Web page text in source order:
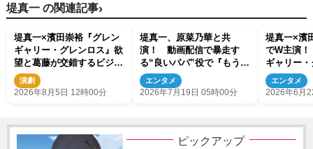
堤真一 の関連記事›
堤真一×濱田崇裕『グレン
ギャリー・グレンロス』欲
望と葛藤が交錯するビジュ
アル公開
演劇
2026年8月5日 12時00分
堤真一、原菜乃華と共
演！ 動画配信で暴走す
る“良いパパ”役で『もうパ
パ！』出演決定
エンタメ
2026年7月19日 05時00分
堤真一×濱
でW主演
ギャリー
演決定
エンタメ
2026年6月
ピックアップ